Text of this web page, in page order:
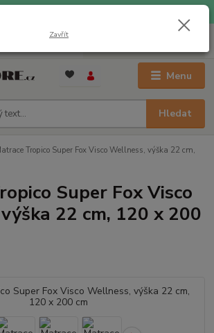
ZDARMA při nákupu nad 1000 Kč
Menu
Hledat
Tropico Super Fox Visco Wellness, výška 22 cm,
Super Fox Visco
22 cm, 120 x 200
Zavřít